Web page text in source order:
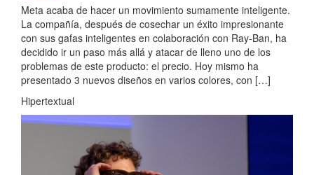
Meta acaba de hacer un movimiento sumamente inteligente.
La compañía, después de cosechar un éxito impresionante
con sus gafas inteligentes en colaboración con Ray-Ban, ha
decidido ir un paso más allá y atacar de lleno uno de los
problemas de este producto: el precio. Hoy mismo ha
presentado 3 nuevos diseños en varios colores, con […]
Hipertextual